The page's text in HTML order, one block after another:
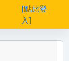
[點此登
入]